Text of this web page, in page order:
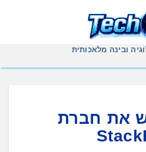
ובינה מלאכותית
את חברת